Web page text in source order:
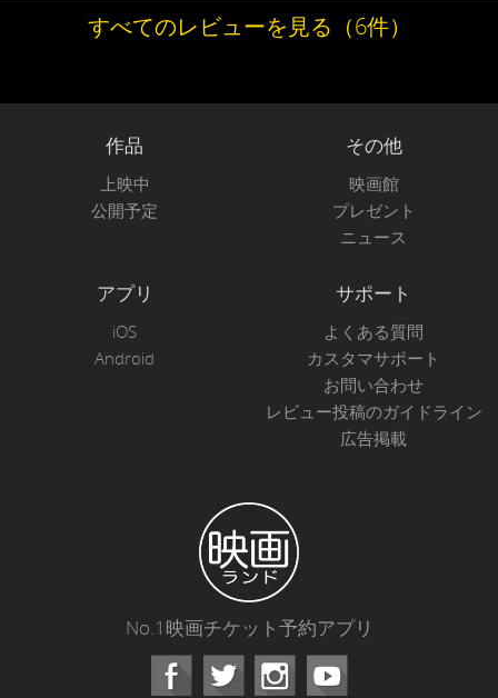
すべてのレビューを見る（6件）
作品
上映中
公開予定
その他
映画館
プレゼント
ニュース
アプリ
iOS
Android
サポート
よくある質問
カスタマサポート
お問い合わせ
レビュー投稿のガイドライン
広告掲載
No.1映画チケット予約アプリ
Facebook Instagram